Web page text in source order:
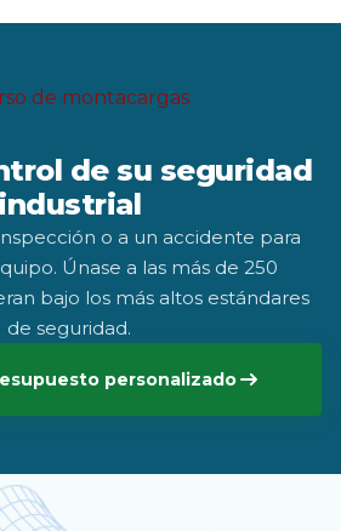
de su seguridad
industrial
o a un accidente para
Únase a las más de 250
bajo los más altos estándares
de seguridad.
personalizado